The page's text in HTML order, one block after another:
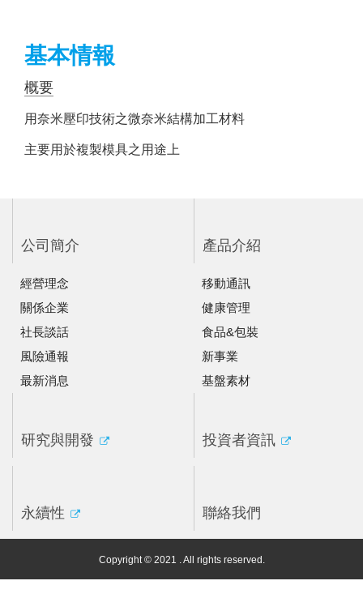
基本情報
概要
用奈米壓印技術之微奈米結構加工材料
主要用於複製模具之用途上
公司簡介
經營理念
關係企業
社長談話
風險通報
最新消息
產品介紹
移動通訊
健康管理
食品&包裝
新事業
基盤素材
研究與開發 投資者資訊
永續性 聯絡我們
Copyright © 2021 . All rights reserved.